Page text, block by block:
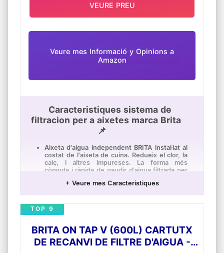
Veure mes Informació y Opinions a
Amazon
Caracteristiques sistema de
filtracion per a aixetes marca Brita
📌
Aixeta d'aigua independent BRITA instal·lat al
costat de l'aixeta de cuina. Redueix el clor, la
calç, i altres impureses. La forma més
còmoda i ràpida de gaudir d'aigua filtrada per
El sistema mypure P1 de BRITA utilitza el
una gota
El cartutx filtrant P1000 ocupa poc espai
sota l'aigüera
Vida útil: Durada fins a 1.200 litres o 12
VEURE PREU
+ Veure mes Caracteristiques
BRITA ON TAP V (600L) CARTUTX
DE RECANVI DE FILTRE D'AIGUA -
TOP 9